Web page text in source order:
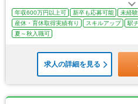
年収600万円以上可 新卒も応募可能 未経
産休・育休取得実績有り
スキルアップ 駅
夏～秋入職可
求人の詳細を見る